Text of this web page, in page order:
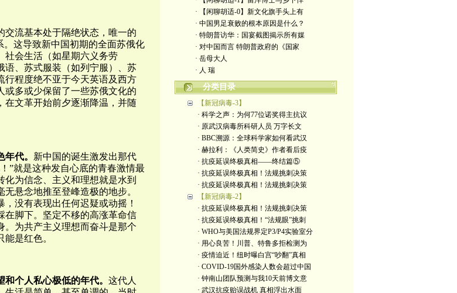
交流基本处于隔绝状态，唯一的
这导致新中国初期的全面苏俄化
社会生活（如星期六义务劳
语、苏式服装（如列宁服）、苏
行程度绝不亚于今天英语及西方
或多或少保留了一些苏俄文化的
在文革开始前夕逐渐降温，并随
代。 新中国的诞生激发出那代
”就是这种发自心底的青春激情最
为信念、主义和理想就是水到
悬念地推至登峰造极的地步。
没有表现出任何迟疑或动摇！
在脚下。坚定不移的高涨革命信
。为共产主义理想而奋斗是那个
是红色。
个人私心极低的年代。 这代人
除特别注明者外，均为原创。
转载或制作视频，
须注明如下版权信息：
作者（格致夫）和出处（万维链接）
· 【闲聊胡适-0】新文化旗手头上有
· 中国男足衰败的根本原因是什么？
· 特朗普访华：国宴截图揭示所有媒
· 对中国而言 特朗普政府的《国家
· 岳母大人
· 人 瑞
分类目录
【新冠病毒-3】
· 科学之声：为何77位诺奖得主抗议
· 原武汉病毒所科研人员 万字长文
· BBC溯源：全球科学家如何看武汉
· 赫拉利：《人类简史》作者看后疫
· 抗疫延误终极真相——终结篇⑤
· 抗疫延误终极真相！法规挑刺决策
· 抗疫延误终极真相！法规挑刺决策
【新冠病毒-2】
· 抗疫延误终极真相！法规挑刺决策
· 抗疫延误终极真相！“法规眼”挑刺
· WHO与美国法规界定P3/P4实验室分
· 用心良苦！川普、特鲁多拒检测为
· 疫情迫近！纽时曝白宫“吵翻”真相
· COVID-19国外感染人数会超过中国
· 钟南山团队预测与我10天前博文意
· 武汉抗疫贻误战机 真相浮出水面